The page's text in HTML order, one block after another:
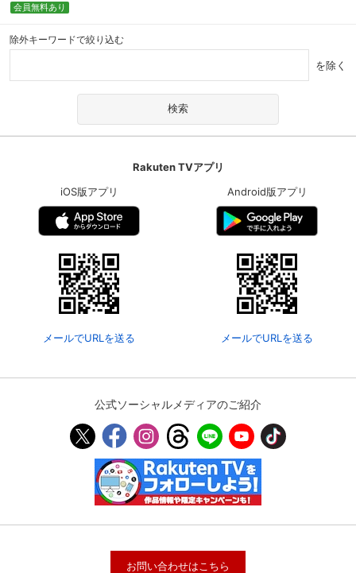
会員無料あり
除外キーワードで絞り込む
を除く
Rakuten TVアプリ
iOS版アプリ
メールでURLを送る
Android版アプリ
メールでURLを送る
公式ソーシャルメディアのご紹介
お問い合わせはこちら